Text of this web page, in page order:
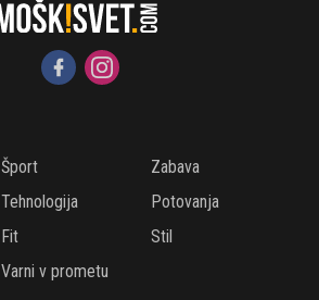
Šport
Zabava
Tehnologija
Potovanja
Fit
Stil
Varni v prometu